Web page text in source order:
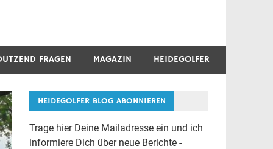
FRAGEN MAGAZIN HEIDEGOLFER
HEIDEGOLFER BLOG ABONNIEREN
Trage hier Deine Mailadresse ein und ich
informiere Dich über neue Berichte -